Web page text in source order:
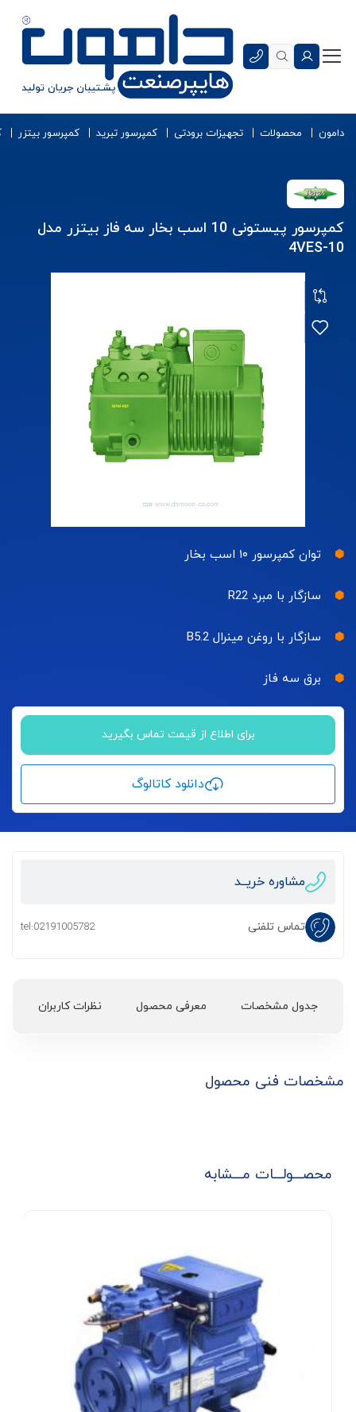
دامون محصولات تجهیزات برودتی کمپرسور تبرید کمپرسور بیتزر
کمپرسور پیستونی 10 اسب بخار سه فاز بیتزر مدل
4VES-10
توان کمپرسور ۱۰ اسب بخار
سازگار با مبرد R22
سازگار با روغن مینرال B5.2
برق سه فاز
برای اطلاع از قیمت تماس بگیرید
دانلود کاتالوگ
مشاوره خریــد
تماس تلفنی tel:02191005782
جدول مشخصات معرفی محصول نظرات کاربران
مشخصات فنی محصول
محصـــولـــات مـــشابه